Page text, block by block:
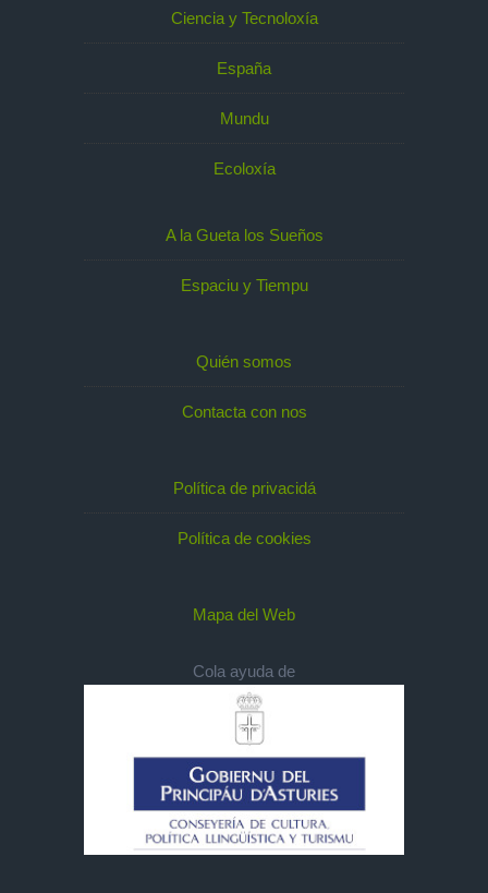
Ciencia y Tecnoloxía
España
Mundu
Ecoloxía
A la Gueta los Sueños
Espaciu y Tiempu
Quién somos
Contacta con nos
Política de privacidá
Política de cookies
Mapa del Web
Cola ayuda de